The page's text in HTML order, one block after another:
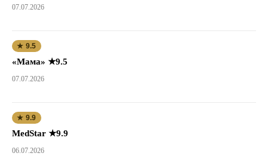
07.07.2026
★ 9.5
«Мама» ★9.5
07.07.2026
★ 9.9
MedStar ★9.9
06.07.2026